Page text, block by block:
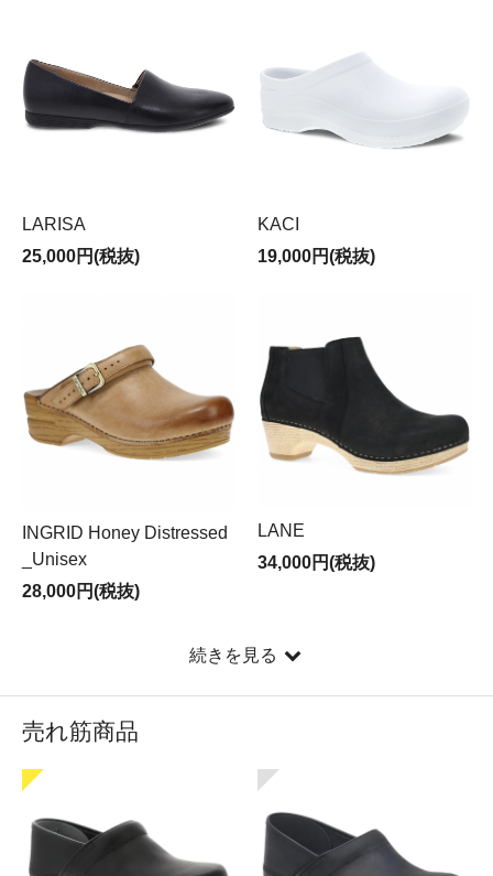
※ ご注文、メールによるお問い合わせはお受けいたしま
すが、商品の配送、受注確認メールの送信やお問い合わ
せ等のご返答は土日祝日・年末年始・大型連休は休止さ
お盆期間中の休業日と配送について
平素は格別のお引き立てを賜り厚く御礼申し上げます。
休業日：2026年8月8日（土）～8月19日（水）
最終出荷日：8月7日（金）（8月6日（木）正午までの入
金・ご注文分）
出荷再開日：8月20日（木）から
※ご注文、メールによるお問い合わせはお受けいたしま
時休止させて頂きます。
商品に関するお問い合わせ・確認等は休業明けの8月20
日（木）より順次行って参ります。
－ 配送スケジュールについて －
8月6日（木）正午までのご注文分 → 休業前の 8月7日
（木）より順次出荷
銀行振り込みのお客様は8月6日（木）正午までのご入
金確認分を休業前の発送最終とさせて頂きます。
お客様にはご不便をおかけ致しますが、ご理解賜ります
ようお願い申し上げます。
LARISA
25,000円(税抜)
KACI
19,000円(税抜)
INGRID Honey Distressed
_Unisex
28,000円(税抜)
LANE
34,000円(税抜)
続きを見る
売れ筋商品